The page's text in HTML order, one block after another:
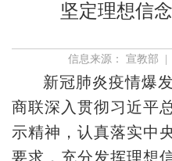
坚定理想信
信息来源： 宣教部 |
新冠肺炎疫情爆
商联深入贯彻习近平
示精神，认真落实中
要求，充分发挥理想